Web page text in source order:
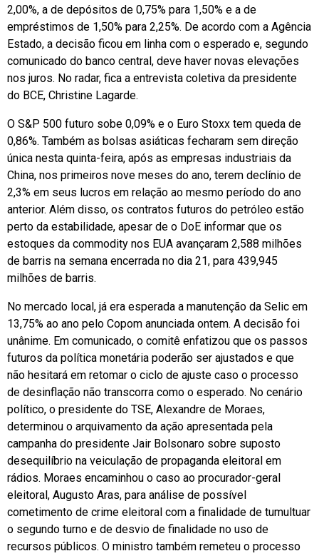
2,00%, a de depósitos de 0,75% para 1,50% e a de
empréstimos de 1,50% para 2,25%. De acordo com a Agência
Estado, a decisão ficou em linha com o esperado e, segundo
comunicado do banco central, deve haver novas elevações
nos juros. No radar, fica a entrevista coletiva da presidente
do BCE, Christine Lagarde.
O S&P 500 futuro sobe 0,09% e o Euro Stoxx tem queda de
0,86%. Também as bolsas asiáticas fecharam sem direção
única nesta quinta-feira, após as empresas industriais da
China, nos primeiros nove meses do ano, terem declínio de
2,3% em seus lucros em relação ao mesmo período do ano
anterior. Além disso, os contratos futuros do petróleo estão
perto da estabilidade, apesar de o DoE informar que os
estoques da commodity nos EUA avançaram 2,588 milhões
de barris na semana encerrada no dia 21, para 439,945
milhões de barris.
No mercado local, já era esperada a manutenção da Selic em
13,75% ao ano pelo Copom anunciada ontem. A decisão foi
unânime. Em comunicado, o comitê enfatizou que os passos
futuros da política monetária poderão ser ajustados e que
não hesitará em retomar o ciclo de ajuste caso o processo
de desinflação não transcorra como o esperado. No cenário
político, o presidente do TSE, Alexandre de Moraes,
determinou o arquivamento da ação apresentada pela
campanha do presidente Jair Bolsonaro sobre suposto
desequilíbrio na veiculação de propaganda eleitoral em
rádios. Moraes encaminhou o caso ao procurador-geral
eleitoral, Augusto Aras, para análise de possível
cometimento de crime eleitoral com a finalidade de tumultuar
o segundo turno e de desvio de finalidade no uso de
recursos públicos. O ministro também remeteu o processo